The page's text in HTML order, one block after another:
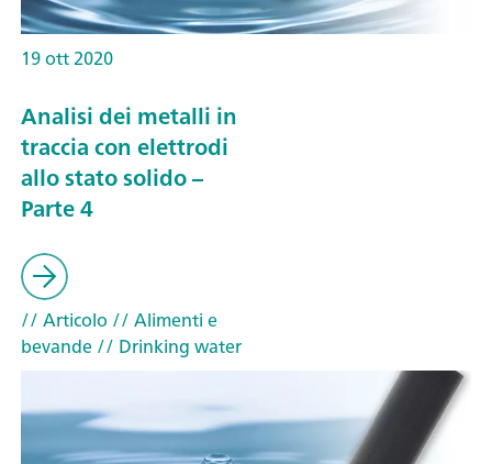
19 ott 2020
Analisi dei metalli in
traccia con elettrodi
allo stato solido –
Parte 4
// Articolo // Alimenti e
bevande// Drinking water